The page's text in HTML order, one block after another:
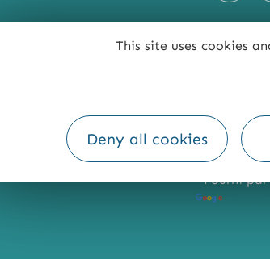
This site uses cookies
Deny all cookies
Fourni